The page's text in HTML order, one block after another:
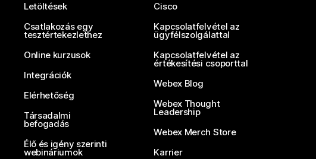
Letöltések
Csatlakozás egy
tesztértekezlethez
Online kurzusok
Integrációk
Elérhetőség
Társadalmi
befogadás
Élő és igény szerinti
webináriumok
Cisco
Kapcsolatfelvétel az
ügyfélszolgálattal
Kapcsolatfelvétel az
értékesítési csoporttal
Webex Blog
Webex Thought
Leadership
Webex Merch Store
Karrier